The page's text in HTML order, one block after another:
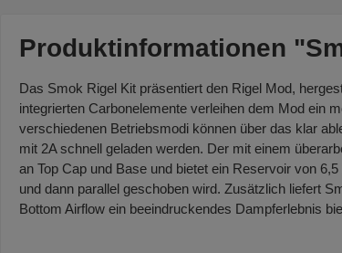
Produktinformationen
Das Smok Rigel Kit präsentiert den Rigel Mod,
integrierten Carbonelemente verleihen dem Mod ein
verschiedenen Betriebsmodi können über das klar
mit 2A schnell geladen werden. Der mit einem
an Top Cap und Base und bietet ein Reservoir von
und dann parallel geschoben wird. Zusätzlich liefert
Bottom Airflow ein beeindruckendes Dampferlebnis